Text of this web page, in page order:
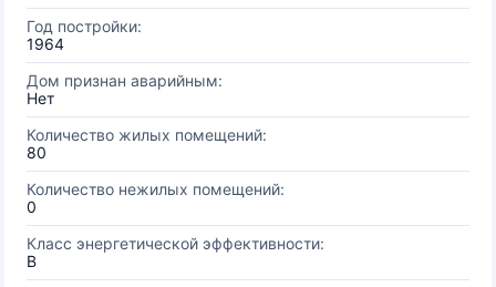
Год постройки:
1964
Дом признан аварийным:
Нет
Количество жилых помещений:
80
Количество нежилых помещений:
0
Класс энергетической эффективности:
B